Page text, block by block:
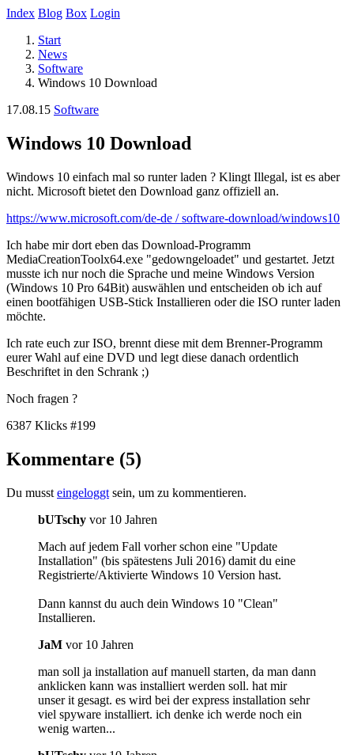
Index Blog Box Login
Start
News
Software
Windows 10 Download
17.08.15 Software
Windows 10 Download
Windows 10 einfach mal so runter laden ? Klingt Illegal, ist es aber
nicht. Microsoft bietet den Download ganz offiziell an.
https://www.microsoft.com/de-de / software-download/windows10
Ich habe mir dort eben das Download-Programm
MediaCreationToolx64.exe "gedowngeloadet" und gestartet. Jetzt
musste ich nur noch die Sprache und meine Windows Version
(Windows 10 Pro 64Bit) auswählen und entscheiden ob ich auf
einen bootfähigen USB-Stick Installieren oder die ISO runter laden
möchte.
Ich rate euch zur ISO, brennt diese mit dem Brenner-Programm
eurer Wahl auf eine DVD und legt diese danach ordentlich
Beschriftet in den Schrank ;)
Noch fragen ?
6387 Klicks #199
Kommentare (5)
Du musst eingeloggt sein, um zu kommentieren.
bUTschy vor 10 Jahren
Mach auf jedem Fall vorher schon eine "Update
Installation" (bis spätestens Juli 2016) damit du eine
Registrierte/Aktivierte Windows 10 Version hast.
Dann kannst du auch dein Windows 10 "Clean"
Installieren.
JaM vor 10 Jahren
man soll ja installation auf manuell starten, da man dann
anklicken kann was installiert werden soll. hat mir
unser it gesagt. es wird bei der express installation sehr
viel spyware installiert. ich denke ich werde noch ein
wenig warten...